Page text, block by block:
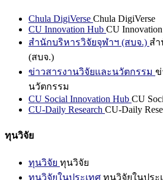
Chula DigiVerse Chula DigiVerse
CU Innovation Hub CU
สำนักบริหารวิจัยจุฬาฯ (สบจ.) สำ
(สบจ.)
ข่าวสารงานวิจัยและนวัตกรรม ข่
นวัตกรรม
CU Social Innovation Hub CU
CU-Daily Research CU-Daily
ทุนวิจัย
ทุนวิจัย ทุนวิจัย
ทุนวิจัยในประเทศ ทุนวิจัยในประ